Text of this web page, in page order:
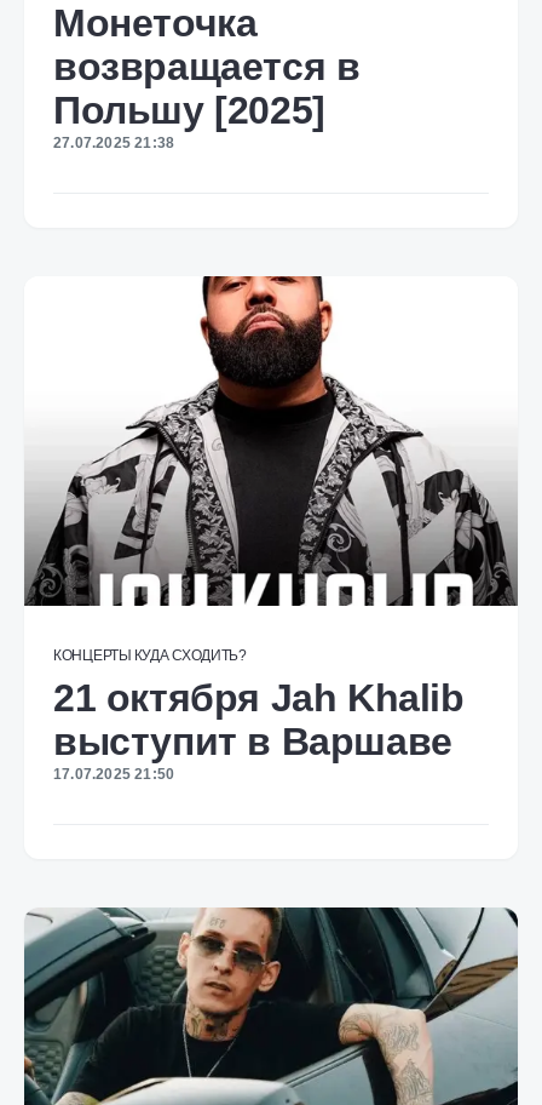
Монеточка
возвращается в
Польшу [2025]
27.07.2025 21:38
КОНЦЕРТЫ КУДА СХОДИТЬ?
21 октября Jah Khalib
выступит в Варшаве
17.07.2025 21:50